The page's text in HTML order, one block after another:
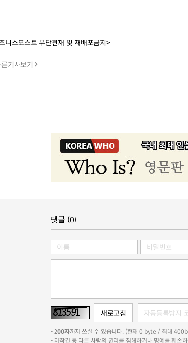
니스포스트 무단전재 및 재배포금지>
기사보기
댓글 (0)
-200자까지 쓰실 수 있습니다. (현재 0 byte / 최대
- 저작권 등 다른 사람의 권리를 침해하거나 명예를 훼손